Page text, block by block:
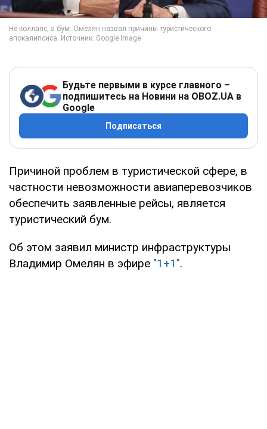
Будьте первыми в курсе главного –
подпишитесь на Новини на OBOZ.UA в
Google
Подписаться
Причиной проблем в туристической сфере, в
частности невозможности авиаперевозчиков
обеспечить заявленные рейсы, является
туристический бум.
Об этом заявил министр инфраструктуры
Владимир Омелян в эфире "1+1".